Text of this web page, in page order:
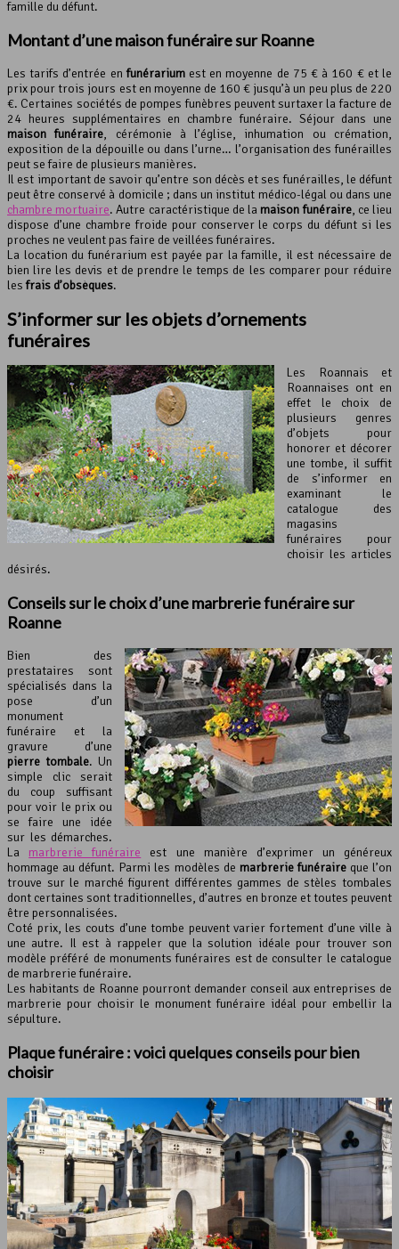
famille du défunt.
Montant d’une maison funéraire sur Roanne
Les tarifs d’entrée enfunérarium est en moyenne de 75 € à 160 € et le
prix pour trois jours est en moyenne de 160 € jusqu’à un peu plus de 220
€. Certaines sociétés de pompes funèbres peuvent surtaxer la facture de
24 heures supplémentaires en chambre funéraire. Séjour dans une
maison funéraire, cérémonie à l’église, inhumation ou crémation,
exposition de la dépouille ou dans l’urne… l’organisation des funérailles
peut se faire de plusieurs manières.
Il est important de savoir qu’entre son décès et ses funérailles, le défunt
peut être conservé à domicile ; dans un institut médico-légal ou dans une
chambre mortuaire. Autre caractéristique de la maison funéraire, ce lieu
dispose d’une chambre froide pour conserver le corps du défunt si les
proches ne veulent pas faire de veillées funéraires.
La location du funérarium est payée par la famille, il est nécessaire de
bien lire les devis et de prendre le temps de les comparer pour réduire
lesfrais d’obsèques.
S’informer sur les objets d’ornements
funéraires
Les Roannais et
Roannaises ont en
effet le choix de
plusieurs genres
d’objets pour
honorer et décorer
une tombe, il suffit
de s’informer en
examinant le
catalogue des
magasins
funéraires pour
choisir les articles
désirés.
Conseils sur le choix d’une marbrerie funéraire sur
Roanne
Bien des
prestataires sont
spécialisés dans la
pose d’un
monument
funéraire et la
gravure d’une
pierre tombale. Un
simple clic serait
du coup suffisant
pour voir le prix ou
se faire une idée
sur les démarches.
La marbrerie funéraire est une manière d’exprimer un généreux
hommage au défunt. Parmi les modèles de marbrerie funéraireque l’on
trouve sur le marché figurent différentes gammes de stèles tombales
dont certaines sont traditionnelles, d’autres en bronze et toutes peuvent
être personnalisées.
Coté prix, les couts d’une tombe peuvent varier fortement d’une ville à
une autre. Il est à rappeler que la solution idéale pour trouver son
modèle préféré de monuments funéraires est de consulter le catalogue
de marbrerie funéraire.
Les habitants de Roanne pourront demander conseil aux entreprises de
marbrerie pour choisir le monument funéraire idéal pour embellir la
sépulture.
Plaque funéraire : voici quelques conseils pour bien
choisir